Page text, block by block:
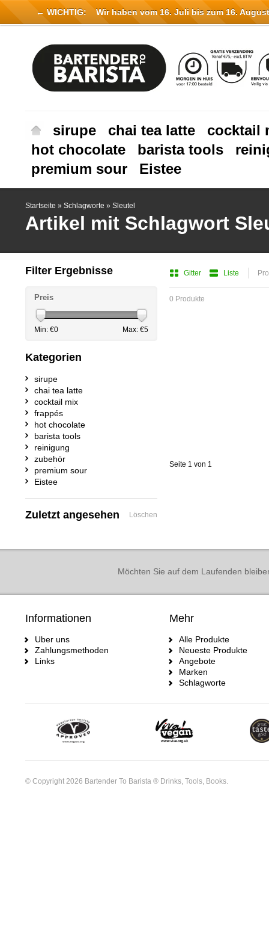
sirupe chai tea latte
cocktail
hot chocolate
barista tools
premium sour
Eistee
Startseite » Schlagworte » Sleutel
Artikel mit Schlagwort
Gitter Liste
0 Produkte
Seite 1 von 1
Filter Ergebnisse
Preis
Min: €0 Max: €5
Kategorien
sirupe
chai tea latte
cocktail mix
frappés
hot chocolate
barista tools
reinigung
zubehör
premium sour
Eistee
Zuletzt angesehen Löschen
Möchten Sie auf dem Laufenden
Informationen
Uber uns
Zahlungsmethoden
Links
Mehr
Alle Produkte
Neueste Produkte
Angebote
Marken
Schlagworte
© Copyright 2026 Bartender To Barista ® Drinks, Tools, Books.
← WICHTIG: Wir haben vom 16. Juli bis zum 16.